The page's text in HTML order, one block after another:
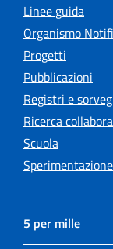
Linee guida
Organismo
Progetti
Pubblicazioni
Registri e
Ricerca
Scuola
5 per mille